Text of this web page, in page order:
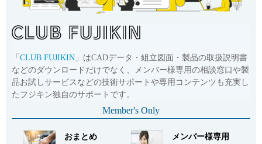
詳細
お問い合わせ
SW1
CADデータ
「 CLUB FUJIKIN 」はCADデータ・組立図面・製品の取扱説明書
などのダウンロードだけでなく、メンバー様専用の相談窓口や製
品お試しサービスなどの技術サポートや専用コンテンツも充実し
たフジキン独自のサポートです。
Member's Only
おまとめ メンバー様専用